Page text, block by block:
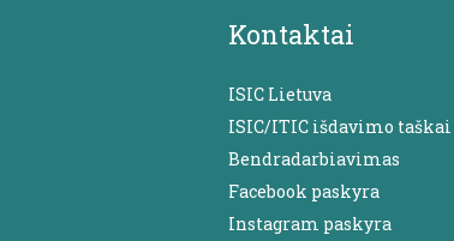
Kontaktai
ISIC Lietuva
ISIC/ITIC išdavimo taškai
Bendradarbiavimas
Facebook paskyra
Instagram paskyra